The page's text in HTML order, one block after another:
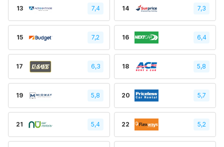
13 7,4 14 7,3
15 7,2 16 6,4
17 6,3 18 5,8
19 5,8 20 5,7
21 5,4 22 5,2